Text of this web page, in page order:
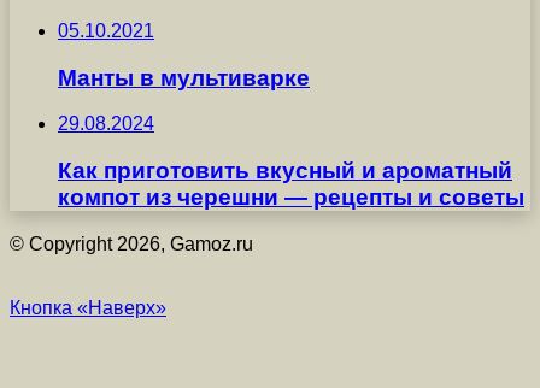
05.10.2021
Манты в мультиварке
29.08.2024
Как приготовить вкусный и ароматный
компот из черешни — рецепты и советы
© Copyright 2026, Gamoz.ru
Кнопка «Наверх»